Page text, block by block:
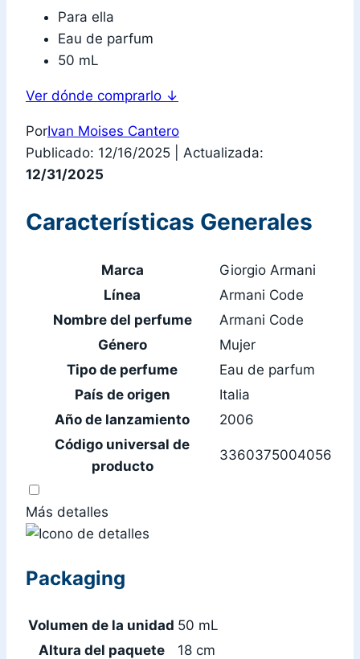
Para ella
Eau de parfum
50 mL
Ver dónde comprarlo ↓
PorIvan Moises Cantero
Publicado: 12/16/2025
Actualizada:
12/31/2025
Características Generales
Marca
Giorgio Armani
Línea
Armani Code
Nombre del perfume
Armani Code
Género
Mujer
Tipo de perfume
Eau de parfum
País de origen
Italia
Año de lanzamiento
2006
Código universal de
producto
3360375004056
Más detalles
Packaging
Volumen de la unidad 50 mL
Altura del paquete
18 cm